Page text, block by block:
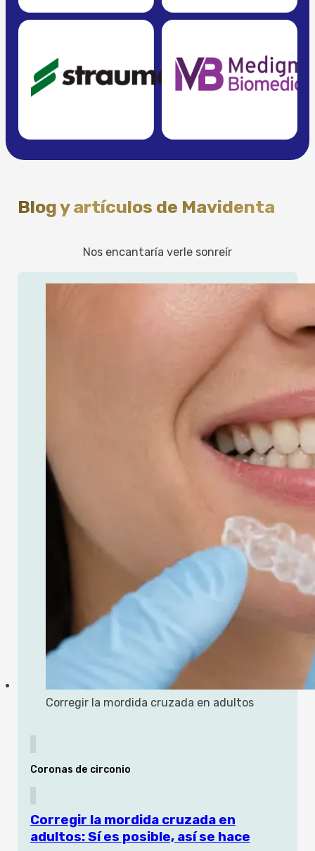
Blog y artículos de Mavidenta
Nos encantaría verle sonreír
Corregir la mordida cruzada en adultos
Coronas de circonio
Corregir la mordida cruzada en
adultos: Sí es posible, así se hace